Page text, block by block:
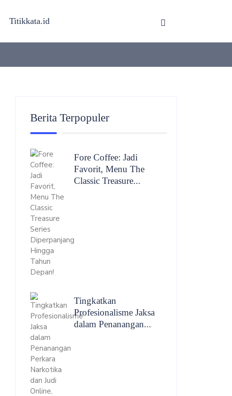
Titikkata.id
Berita Terpopuler
Fore Coffee: Jadi
Favorit, Menu The
Classic Treasure...
Tingkatkan
Profesionalisme Jaksa
dalam Penanangan...